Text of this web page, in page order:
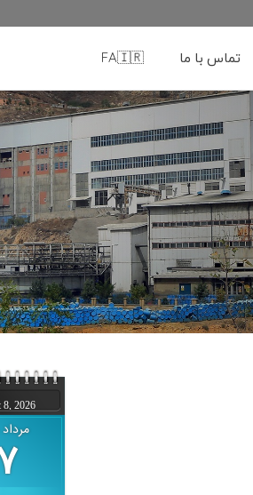
تماس با ما FA🇮🇷
8, 2026
مرداد